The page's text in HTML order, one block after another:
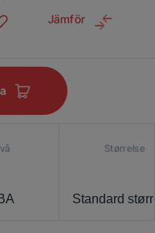
Jämför
Størrelse
Standard